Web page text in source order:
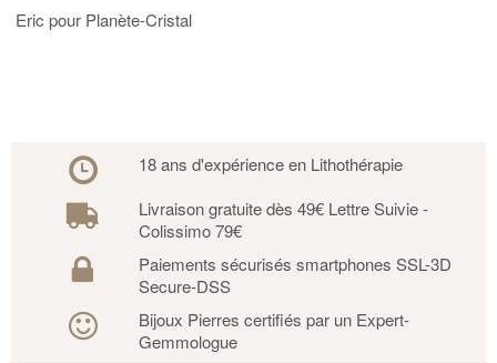
Eric pour Planète-Cristal
18 ans d'expérience en Lithothérapie
Livraison gratuite dès 49€ Lettre Suivie -
Colissimo 79€
Paiements sécurisés smartphones SSL-3D
Secure-DSS
Bijoux Pierres certifiés par un Expert-
Gemmologue